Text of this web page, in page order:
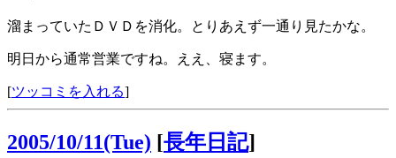
溜まっていたＤＶＤを消化。とりあえず一通り見たかな。
明日から通常営業ですね。ええ、寝ます。
[ツッコミを入れる]
2005/10/11(Tue) [長年日記]